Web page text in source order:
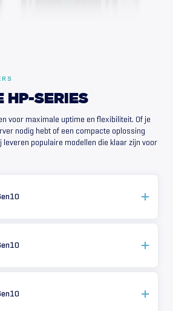
HP-SERIES
voor maximale uptime en flexibiliteit. Of je
nodig hebt of een compacte oplossing
leveren populaire modellen die klaar zijn voor